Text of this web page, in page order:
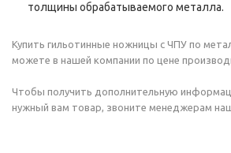
толщины обрабатываемого металла.
Купить гильотинные ножницы с ЧПУ по
можете в нашей компании по цене
Чтобы получить дополнительную
нужный вам товар, звоните менеджерам